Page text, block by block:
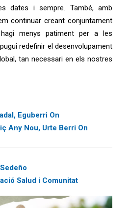
dates i sempre. També, amb
continuar creant conjuntament
menys patiment per a les
redefinir el desenvolupament
tan necessari en els nostres
Eguberri On
Any Nou, Urte Berri On
Salud i Comunitat